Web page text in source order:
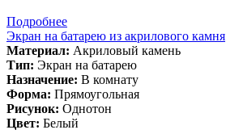
Подробнее
Экран на батарею из акрилового камня
Материал: Акриловый камень
Тип: Экран на батарею
Назначение: В комнату
Форма: Прямоугольная
Рисунок: Однотон
Цвет: Белый